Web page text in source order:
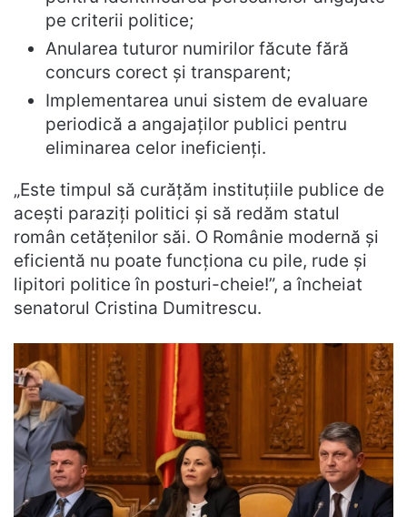
pe criterii politice;
Anularea tuturor numirilor făcute fără
concurs corect și transparent;
Implementarea unui sistem de evaluare
periodică a angajaților publici pentru
eliminarea celor ineficienți.
„Este timpul să curățăm instituțiile publice de
acești paraziți politici și să redăm statul
român cetățenilor săi. O Românie modernă și
eficientă nu poate funcționa cu pile, rude și
lipitori politice în posturi-cheie!”, a încheiat
senatorul Cristina Dumitrescu.